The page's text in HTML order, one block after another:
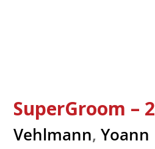
SuperGroom – 2
Vehlmann,Yoann